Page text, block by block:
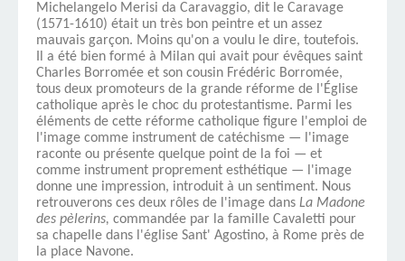
Michelangelo Merisi da Caravaggio, dit le Caravage
(1571-1610) était un très bon peintre et un assez
mauvais garçon. Moins qu'on a voulu le dire, toutefois.
Il a été bien formé à Milan qui avait pour évêques saint
Charles Borromée et son cousin Frédéric Borromée,
tous deux promoteurs de la grande réforme de l'Église
catholique après le choc du pro­testantisme. Parmi les
éléments de cette réforme catholique figure l'emploi de
l'image comme instrument de catéchisme — l'image
raconte ou présente quelque point de la foi — et
comme instrument proprement esthétique — l'image
donne une impression, introduit à un sentiment. Nous
retrouverons ces deux rôles de l'image dans La Madone
des pèlerins, commandée par la famille Cavaletti pour
sa chapelle dans l'église Sant' Agostino, à Rome près de
la place Navone.